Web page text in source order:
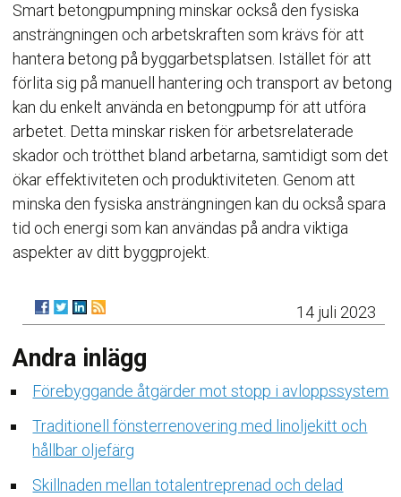
Smart betongpumpning minskar också den fysiska
ansträngningen och arbetskraften som krävs för att
hantera betong på byggarbetsplatsen. Istället för att
förlita sig på manuell hantering och transport av betong
kan du enkelt använda en betongpump för att utföra
arbetet. Detta minskar risken för arbetsrelaterade
skador och trötthet bland arbetarna, samtidigt som det
ökar effektiviteten och produktiviteten. Genom att
minska den fysiska ansträngningen kan du också spara
tid och energi som kan användas på andra viktiga
aspekter av ditt byggprojekt.
14 juli 2023
Andra inlägg
Förebyggande åtgärder mot stopp i avloppssystem
Traditionell fönsterrenovering med linoljekitt och
hållbar oljefärg
Skillnaden mellan totalentreprenad och delad